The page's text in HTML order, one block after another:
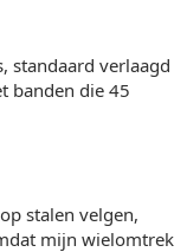
standaard verlaagd
banden die 45
stalen velgen,
mijn wielomtrek